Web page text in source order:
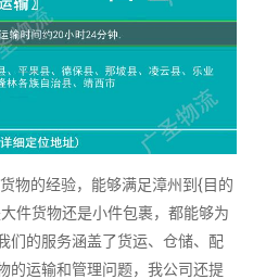
物的经验，能够满足漳州到{目的
件货物还是小件包裹，都能够为
们的服务涵盖了货运、仓储、配
的运输和管理问题，我公司还提